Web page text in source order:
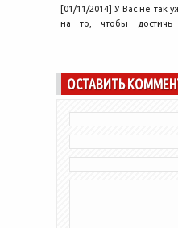
[01/11/2014] У Вас не так
на то, чтобы
ОСТАВИТЬ